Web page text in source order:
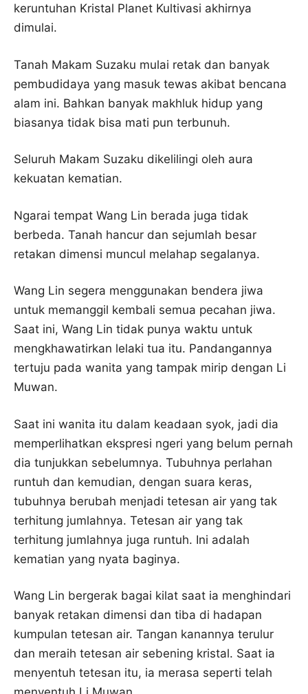
keruntuhan Kristal Planet Kultivasi akhirnya
dimulai.
Tanah Makam Suzaku mulai retak dan banyak
pembudidaya yang masuk tewas akibat bencana
alam ini. Bahkan banyak makhluk hidup yang
biasanya tidak bisa mati pun terbunuh.
Seluruh Makam Suzaku dikelilingi oleh aura
kekuatan kematian.
Ngarai tempat Wang Lin berada juga tidak
berbeda. Tanah hancur dan sejumlah besar
retakan dimensi muncul melahap segalanya.
Wang Lin segera menggunakan bendera jiwa
untuk memanggil kembali semua pecahan jiwa.
Saat ini, Wang Lin tidak punya waktu untuk
mengkhawatirkan lelaki tua itu. Pandangannya
tertuju pada wanita yang tampak mirip dengan Li
Muwan.
Saat ini wanita itu dalam keadaan syok, jadi dia
memperlihatkan ekspresi ngeri yang belum pernah
dia tunjukkan sebelumnya. Tubuhnya perlahan
runtuh dan kemudian, dengan suara keras,
tubuhnya berubah menjadi tetesan air yang tak
terhitung jumlahnya. Tetesan air yang tak
terhitung jumlahnya juga runtuh. Ini adalah
kematian yang nyata baginya.
Wang Lin bergerak bagai kilat saat ia menghindari
banyak retakan dimensi dan tiba di hadapan
kumpulan tetesan air. Tangan kanannya terulur
dan meraih tetesan air sebening kristal. Saat ia
menyentuh tetesan itu, ia merasa seperti telah